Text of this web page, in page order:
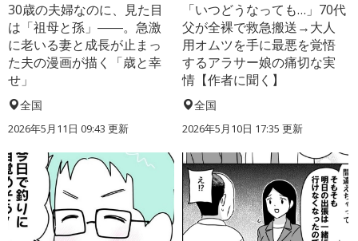
30歳の夫婦なのに、見た目
は「祖母と孫」――。急激
に老いる妻と成長が止まっ
た夫の漫画が描く「歳と幸
せ」
全国
2026年5月11日 09:43 更新
「いつどうなっても…」70代
父が全裸で救急搬送→大人
用オムツを手に最悪を覚悟
するアラサー娘の痛切な実
情【作者に聞く】
全国
2026年5月10日 17:35 更新